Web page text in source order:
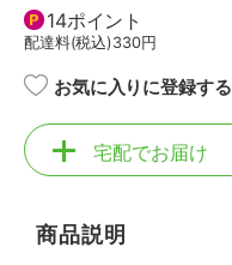
14ポイント
配達料(税込)330円
お気に入りに登録する
宅配でお届け
商品説明